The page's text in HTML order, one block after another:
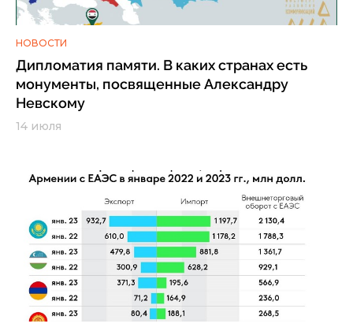
НОВОСТИ
Дипломатия памяти. В каких странах есть
монументы, посвященные Александру
Невскому
14 июля